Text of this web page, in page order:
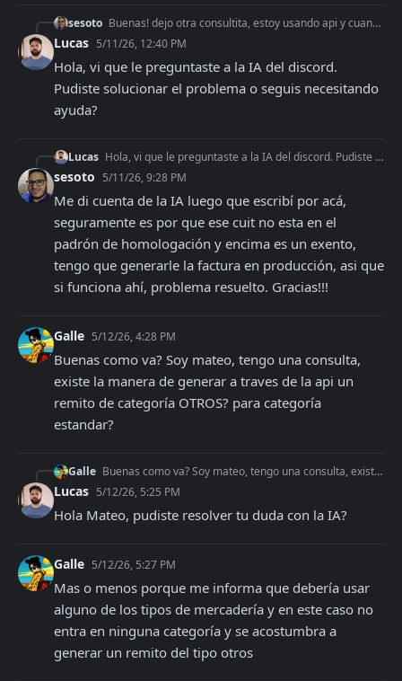
sesoto Buenas! dejo otra consultita, estoy usando api y cuando quiero facturar a un cliente iva sujeto exento me da este error: [10015] Comprobante C (CbteDesde igual
Lucas 5/11/26, 12:40 PM
Hola, vi que le preguntaste a la IA del discord.
Pudiste solucionar el problema o seguis necesitando
ayuda?
Lucas Hola, vi que le preguntaste a la IA del discord. Pudiste solucionar el problema o seguis necesitando ayuda?
sesoto 5/11/26, 9:28 PM
Me di cuenta de la IA luego que escribí por acá,
seguramente es por que ese cuit no esta en el
padrón de homologación y encima es un exento,
tengo que generarle la factura en producción, asi que
si funciona ahí, problema resuelto. Gracias!!!
Galle 5/12/26, 4:28 PM
Buenas como va? Soy mateo, tengo una consulta,
existe la manera de generar a traves de la api un
remito de categoría OTROS? para categoría
estandar?
Galle Buenas como va? Soy mateo, tengo una consulta, existe la manera de generar a traves de la api un remito de categoría OTROS? para categoría estandar?
Lucas 5/12/26, 5:25 PM
Hola Mateo, pudiste resolver tu duda con la IA?
Galle 5/12/26, 5:27 PM
Mas o menos porque me informa que debería usar
alguno de los tipos de mercadería y en este caso no
entra en ninguna categoría y se acostumbra a
generar un remito del tipo otros